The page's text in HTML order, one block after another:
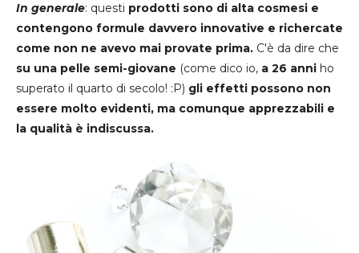
In generale: questi prodotti sono di alta cosmesi e
contengono formule davvero innovative e richercate
come non ne avevo mai provate prima. C'è da dire che
su una pelle semi-giovane (come dico io, a 26 anni ho
superato il quarto di secolo! :P) gli effetti possono non
essere molto evidenti, ma comunque apprezzabili e
la qualità è indiscussa.